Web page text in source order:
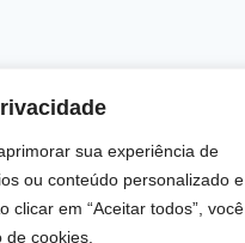
sua experiência de
ou conteúdo personalizado e
clicar em “Aceitar todos”, você
cookies.